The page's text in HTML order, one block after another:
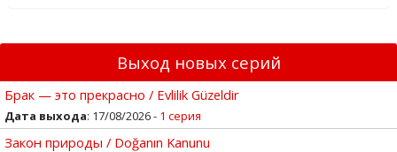
Выход новых серий
Брак — это прекрасно / Evlilik Güzeldir
Дата выхода: 17/08/2026 - 1 серия
Закон природы / Doğanın Kanunu